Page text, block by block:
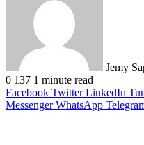
Jemy
0 137 1 minute read
Facebook Twitter LinkedIn
Messenger WhatsApp